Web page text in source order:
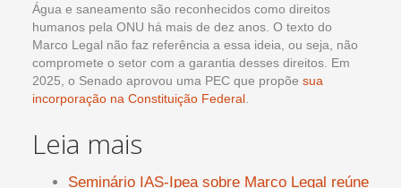
Água e saneamento são reconhecidos como direitos
humanos pela ONU há mais de dez anos. O texto do
Marco Legal não faz referência a essa ideia, ou seja, não
compromete o setor com a garantia desses direitos. Em
2025, o Senado aprovou uma PEC que propõe sua
incorporação na Constituição Federal
Leia mais
Seminário IAS-Ipea sobre Marco Legal reúne